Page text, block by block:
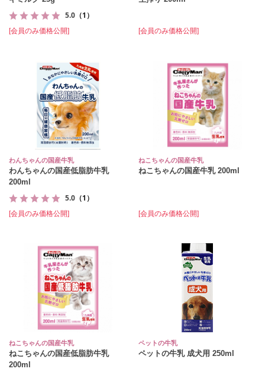
5.0 （1）
[会員のみ価格公開] [会員のみ価格公開]
わんちゃんの国産牛乳
わんちゃんの国産低脂肪牛乳
200ml
5.0 （1）
[会員のみ価格公開]
ねこちゃんの国産牛乳
ねこちゃんの国産牛乳 200ml
[会員のみ価格公開]
ねこちゃんの国産牛乳
ねこちゃんの国産低脂肪牛乳
200ml
ペットの牛乳
ペットの牛乳 成犬用 250ml